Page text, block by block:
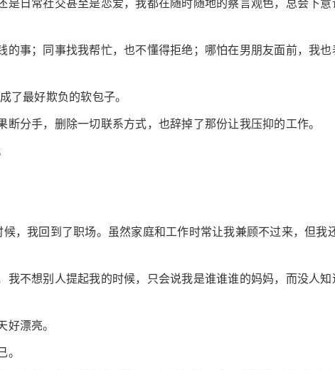
日常社交甚至是恋爱，我都在随时随地的察言观色，总会下意
事；同事找我帮忙，也不懂得拒绝；哪怕在男朋友面前，我也
了最好欺负的软包子。
分手，删除一切联系方式，也辞掉了那份让我压抑的工作。
，我回到了职场。虽然家庭和工作时常让我兼顾不过来，但我
不想别人提起我的时候，只会说我是谁谁谁的妈妈，而没人知
漂亮。